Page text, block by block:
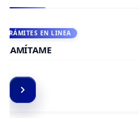
ACCEDE A AULA VIRTUAL
CAMPUS VIRTUAL